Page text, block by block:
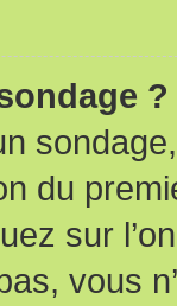
?
du
sur
vous